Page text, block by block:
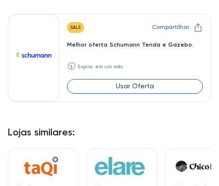
Lojas similares:
SALE Compartilhar
Melhor oferta Schumann Tenda e Gazebo.
🕥 Expira: em um mês
Usar Oferta